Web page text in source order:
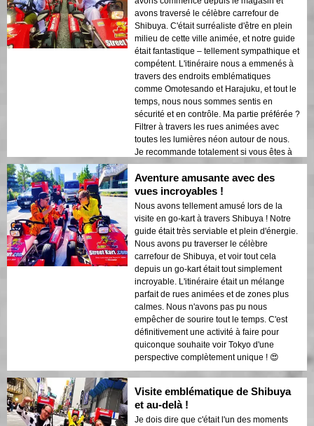
avons traversé le célèbre carrefour de
Shibuya. C'était surréaliste d'être en plein
milieu de cette ville animée, et notre guide
était fantastique – tellement sympathique et
compétent. L'itinéraire nous a emmenés à
travers des endroits emblématiques
comme Omotesando et Harajuku, et tout le
temps, nous nous sommes sentis en
sécurité et en contrôle. Ma partie préférée ?
Filtrer à travers les rues animées avec
toutes les lumières néon autour de nous.
Je recommande totalement si vous êtes à
Tokyo ! ⭐️⭐️⭐️⭐️⭐️
Aventure amusante avec des
vues incroyables !
Nous avons tellement amusé lors de la
visite en go-kart à travers Shibuya ! Notre
guide était très serviable et plein d'énergie.
Nous avons pu traverser le célèbre
carrefour de Shibuya, et voir tout cela
depuis un go-kart était tout simplement
incroyable. L'itinéraire était un mélange
parfait de rues animées et de zones plus
calmes. Nous n'avons pas pu nous
empêcher de sourire tout le temps. C'est
définitivement une activité à faire pour
quiconque souhaite voir Tokyo d'une
perspective complètement unique ! 😍
Visite emblématique de Shibuya
et au-delà !
Je dois dire que c'était l'un des moments